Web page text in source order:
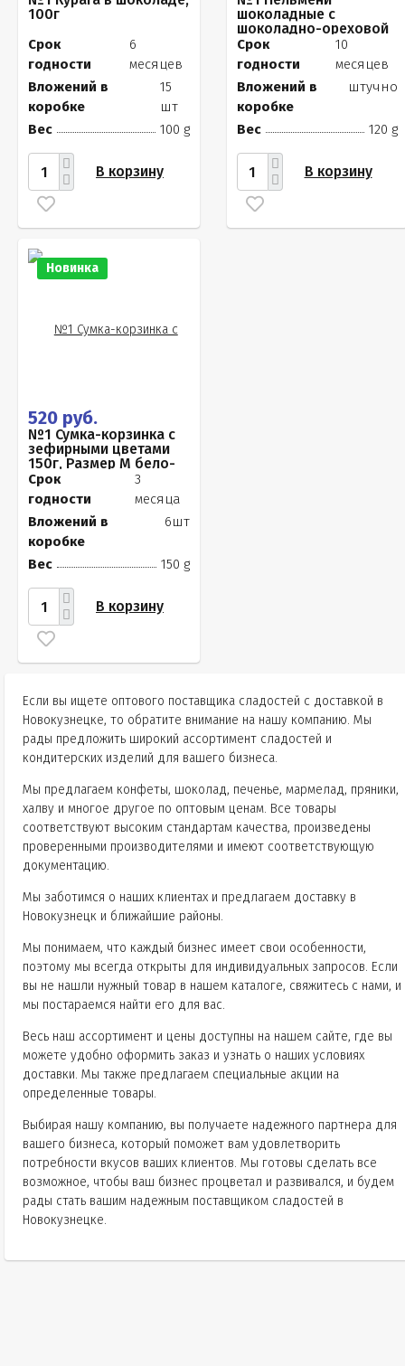
100г
Срок
годности
6
месяцев
Вложений в
коробке
15
шт
Вес
100 g
В корзину
шоколадные с
шоколадно-ореховой
начинкой, 120г
Срок
годности
10
месяцев
Вложений в
коробке
штучно
Вес 120 g
В корзину
Новинка
520 руб.
№1 Сумка-корзинка с
зефирными цветами
150г, Размер М бело-
розовые бутоны
Срок
годности
3
месяца
Вложений в
коробке
6шт
Вес 150 g
В корзину
Если вы ищете оптового поставщика сладостей с доставкой в
Новокузнецке, то обратите внимание на нашу компанию. Мы
рады предложить широкий ассортимент сладостей и
кондитерских изделий для вашего бизнеса.
Мы предлагаем конфеты, шоколад, печенье, мармелад, пряники,
халву и многое другое по оптовым ценам. Все товары
соответствуют высоким стандартам качества, произведены
проверенными производителями и имеют соответствующую
документацию.
Мы заботимся о наших клиентах и предлагаем доставку в
Новокузнецк и ближайшие районы.
Мы понимаем, что каждый бизнес имеет свои особенности,
поэтому мы всегда открыты для индивидуальных запросов. Если
вы не нашли нужный товар в нашем каталоге, свяжитесь с нами, и
мы постараемся найти его для вас.
Весь наш ассортимент и цены доступны на нашем сайте, где вы
можете удобно оформить заказ и узнать о наших условиях
доставки. Мы также предлагаем специальные акции на
определенные товары.
Выбирая нашу компанию, вы получаете надежного партнера для
вашего бизнеса, который поможет вам удовлетворить
потребности вкусов ваших клиентов. Мы готовы сделать все
возможное, чтобы ваш бизнес процветал и развивался, и будем
рады стать вашим надежным поставщиком сладостей в
Новокузнецке.